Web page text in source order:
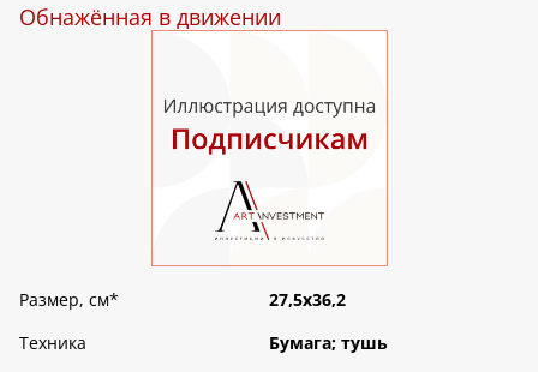
Обнажённая в движении
Размер, см*
27,5х36,2
Техника
Бумага; тушь